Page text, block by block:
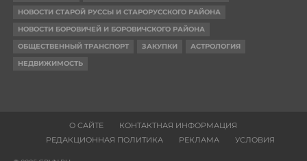
НОВОСТИ СТАРОЙ РУССЫ И СТАРОРУССКОГО РАЙОНА
НОВОСТИ БОРОВИЧЕЙ И БОРОВИЧСКОГО РАЙОНА
ОБЩЕСТВЕННЫЙ ТРАНСПОРТ
ЗАКУПКИ
АСТРОЛОГИЯ
НЕДВИЖИМОСТЬ
О САЙТЕ
КОНТАКТНАЯ ИНФОРМАЦИЯ
РЕДАКЦИОННАЯ ПОЛИТИКА
РЕКЛАМА УСЛОВИЯ